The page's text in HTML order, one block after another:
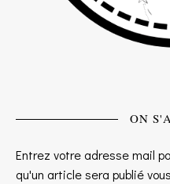
ON
Entrez votre adresse mail
qu'un article sera publié